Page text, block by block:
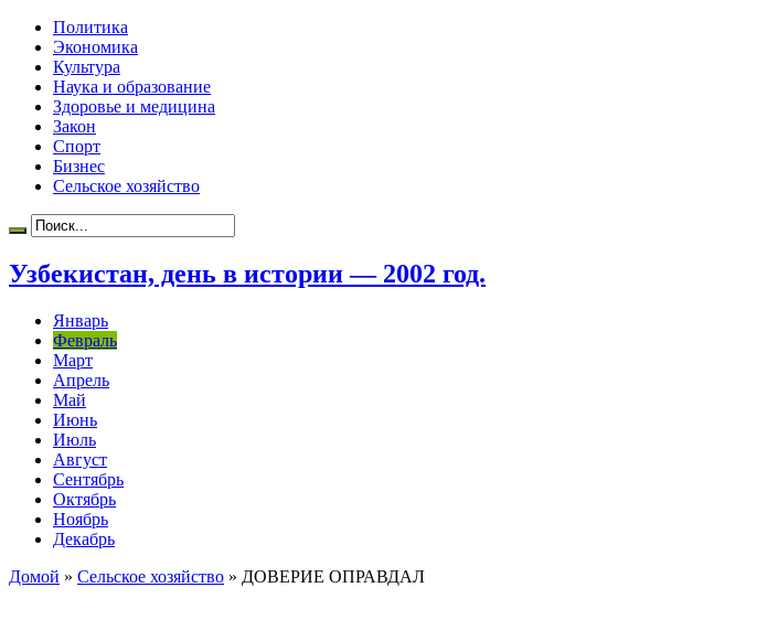
Политика
Экономика
Культура
Наука и образование
Здоровье и медицина
Закон
Спорт
Бизнес
Сельское хозяйство
Узбекистан, день в истории — 2002 год.
Январь
Февраль
Март
Апрель
Май
Июнь
Июль
Август
Сентябрь
Октябрь
Ноябрь
Декабрь
Домой » Сельское хозяйство » ДОВЕРИЕ ОПРАВДАЛ